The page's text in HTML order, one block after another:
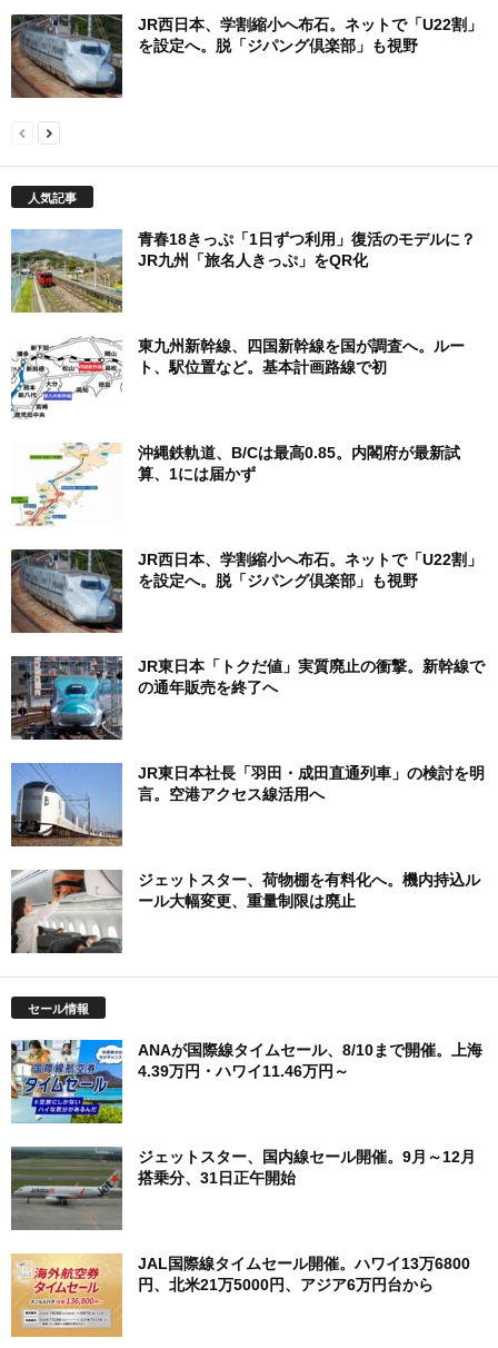
JR西日本、学割縮小へ布石。ネットで「U22割」
を設定へ。脱「ジパング倶楽部」も視野
人気記事
青春18きっぷ「1日ずつ利用」復活のモデルに？
JR九州「旅名人きっぷ」をQR化
東九州新幹線、四国新幹線を国が調査へ。ルー
ト、駅位置など。基本計画路線で初
沖縄鉄軌道、B/Cは最高0.85。内閣府が最新試
算、1には届かず
JR西日本、学割縮小へ布石。ネットで「U22割」
を設定へ。脱「ジパング倶楽部」も視野
JR東日本「トクだ値」実質廃止の衝撃。新幹線で
の通年販売を終了へ
JR東日本社長「羽田・成田直通列車」の検討を明
言。空港アクセス線活用へ
ジェットスター、荷物棚を有料化へ。機内持込ル
ール大幅変更、重量制限は廃止
セール情報
ANAが国際線タイムセール、8/10まで開催。上海
4.39万円・ハワイ11.46万円～
ジェットスター、国内線セール開催。9月～12月
搭乗分、31日正午開始
JAL国際線タイムセール開催。ハワイ13万6800
円、北米21万5000円、アジア6万円台から